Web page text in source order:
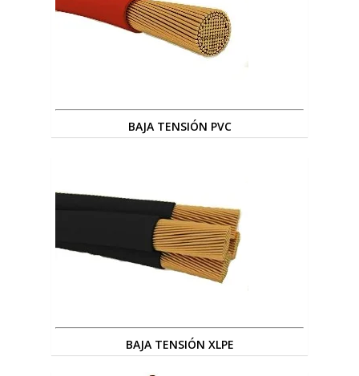
BAJA TENSIÓN PVC
BAJA TENSIÓN XLPE